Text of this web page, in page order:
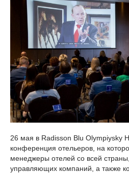
26 мая в Radisson Blu Olympiysky
конференция отельеров, на
менеджеры отелей со всей
управляющих компаний, а также